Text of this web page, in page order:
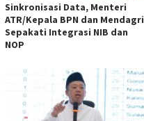
Sinkronisasi Data, Menteri
ATR/Kepala BPN dan Mendagri
Sepakati Integrasi NIB dan
NOP